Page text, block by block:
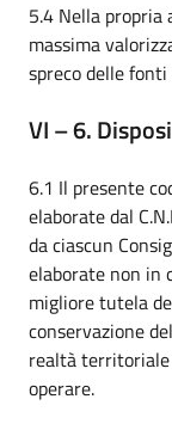
5.4 Nella propria
massima
spreco delle
VI – 6.
6.1 Il presente
elaborate dal
da ciascun
elaborate non in
migliore tutela
conservazione
realtà territoriale
operare.